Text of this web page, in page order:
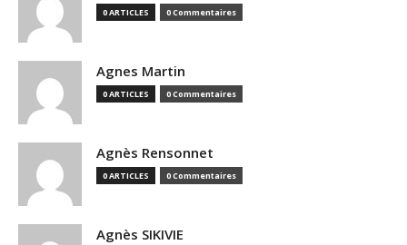
0 ARTICLES 0 Commentaires
Agnes Martin
0 ARTICLES 0 Commentaires
Agnès Rensonnet
0 ARTICLES 0 Commentaires
Agnès SIKIVIE